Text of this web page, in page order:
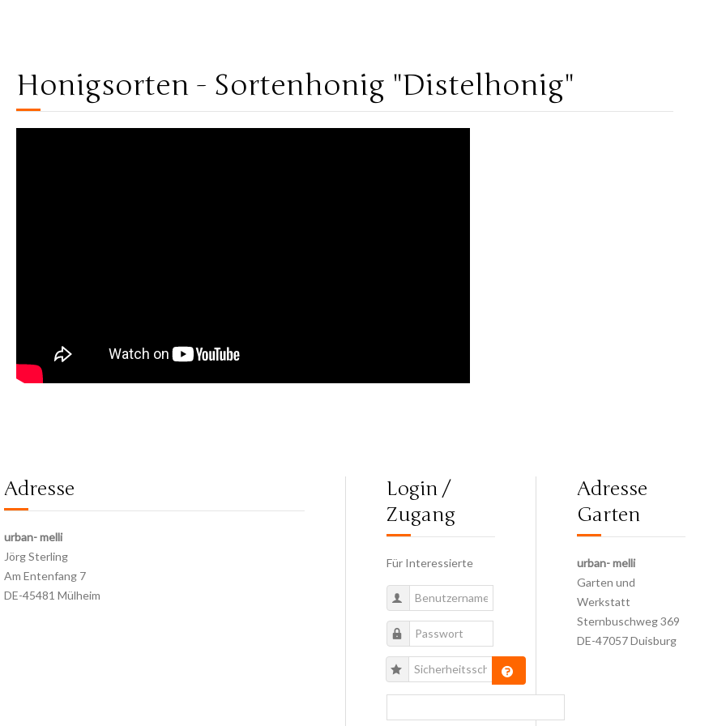
Honigsorten - Sortenhonig "Distelhonig"
Adresse
urban- melli
Jörg Sterling
Am Entenfang 7
DE-45481 Mülheim
Login /
Zugang
Für Interessierte
Adresse
Garten
urban- melli
Garten und
Werkstatt
Sternbuschweg 369
DE-47057 Duisburg